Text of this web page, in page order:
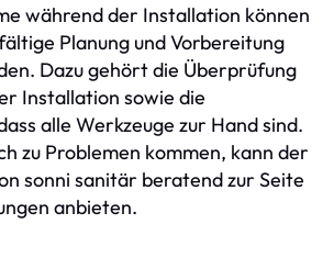
während der Installation können
Planung und Vorbereitung
Dazu gehört die Überprüfung
Installation sowie die
alle Werkzeuge zur Hand sind.
zu Problemen kommen, kann der
sonni sanitär beratend zur Seite
anbieten.